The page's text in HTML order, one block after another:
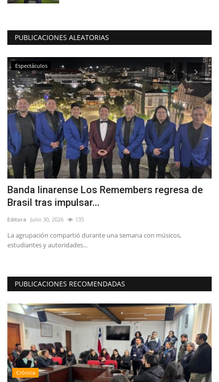
PUBLICACIONES ALEATORIAS
Espectáculos
Banda linarense Los Remembers regresa de
Brasil tras impulsar...
Editora Julio 30, 2026 135
La agrupación compartió durante una semana con músicos,
estudiantes y autoridades...
PUBLICACIONES RECOMENDADAS
Crónica